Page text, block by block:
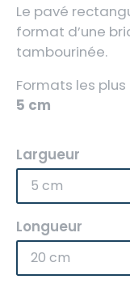
Le pavé
format d’une
tambourinée.
Formats les
5 cm
Largueur
Longueur